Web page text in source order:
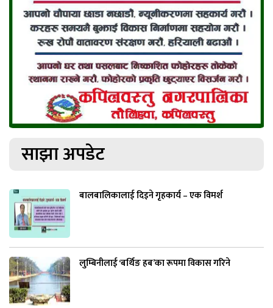
साझा अपडेट
बालबालिकालाई दिइने गृहकार्य – एक विमर्श
लुम्बिनीलाई ‘बर्थिङ हब’का रूपमा विकास गरिने